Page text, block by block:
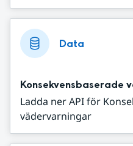
Data
Konsekvensbaserade
Ladda ner API för
vädervarningar